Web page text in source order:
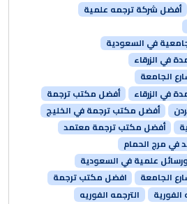
أفضل شركة ترجمه علمية
في السعودية
في الزرقاء
الجامعة
في الزرقاء
أفضل مكتب ترجمة
أفضل مكتب ترجمة في الخليج
أفضل مكتب ترجمة معتمد
مرج الحمام
علمية في السعودية
الجامعة
افضل مكتب ترجمة
الفورية
الترجمه الفوريه